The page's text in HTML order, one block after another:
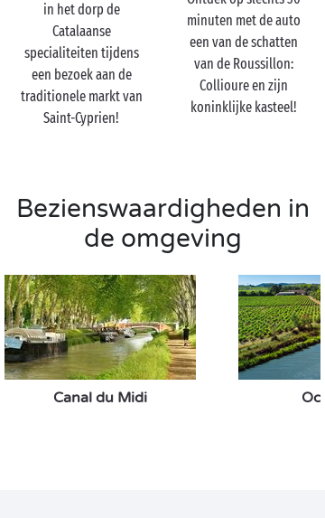
kennismaking met de heerlijke wijnen van de
Roussillon.
Wanneer de zon ondergaat, zoekt u een lekker plekje
om te zitten op het strand, met de voeten in het
water, en bewondert u het schouwspel dat zich
boven de Middellandse Zee voor u ontvouwt. En 's
in het dorp de
Catalaanse
specialiteiten tijdens
een bezoek aan de
traditionele markt van
Saint-Cyprien!
minuten met de auto
een van de schatten
van de Roussillon:
Collioure en zijn
koninklijke kasteel!
Bezienswaardigheden in
de omgeving
Canal du Midi